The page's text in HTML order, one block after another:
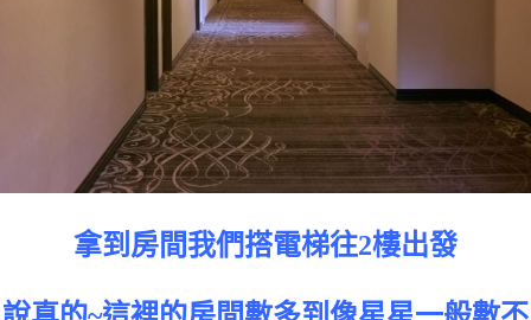
拿到房間我們搭電梯往2樓出發